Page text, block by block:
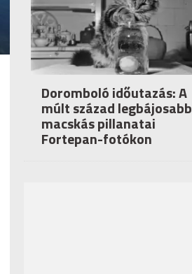
Doromboló időutazás: A
múlt század legbájosabb
macskás pillanatai
Fortepan-fotókon